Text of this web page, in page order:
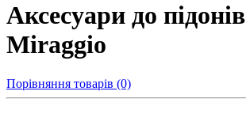
Аксесуари до підонів
Miraggio
Порівняння товарів (0)